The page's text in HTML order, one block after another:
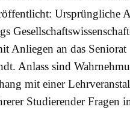
Ursprüngliche
Anliegen an das Seniorat
Anlass sind
mit einer
Studierender Fragen